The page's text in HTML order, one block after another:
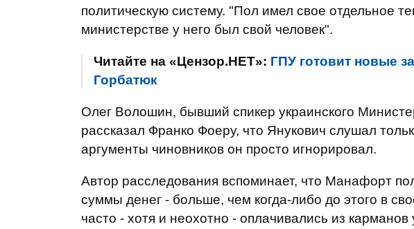
политическую систему. "Пол имел свое отдельное
министерстве у него был свой человек".
Читайте на «Цензор.НЕТ»: ГПУ готовит новые
Горбатюк
Олег Волошин, бывший спикер украинского
рассказал Франко Фоеру, что Янукович слушал
аргументы чиновников он просто игнорировал.
Автор расследования вспоминает, что Манафорт
суммы денег - больше, чем когда-либо до этого в
часто - хотя и неохотно - оплачивались из